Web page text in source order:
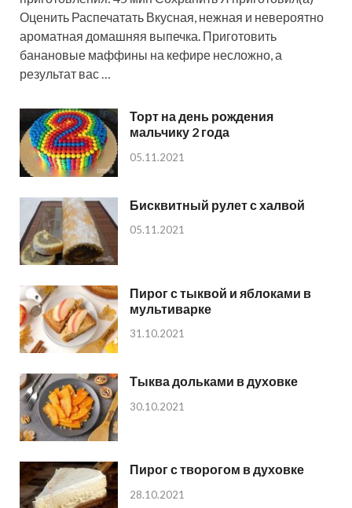
Оценить Распечатать Вкусная, нежная и невероятно
ароматная домашняя выпечка. Приготовить
банановые маффины на кефире несложно, а
результат вас …
Торт на день рождения
мальчику 2 года
05.11.2021
Бисквитный рулет с халвой
05.11.2021
Пирог с тыквой и яблоками в
мультиварке
31.10.2021
Тыква дольками в духовке
30.10.2021
Пирог с творогом в духовке
28.10.2021